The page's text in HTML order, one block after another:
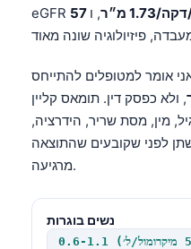
eGFR
1.73 מ״ר
אני אומר למטופלים להתייחס
, ולא כפסק דין. תומאס קליין, MD,
מין, מסת שריר, הידרציה,
לפני שקובעים שהתוצאה
מרגיעה.
נשים בוגרות